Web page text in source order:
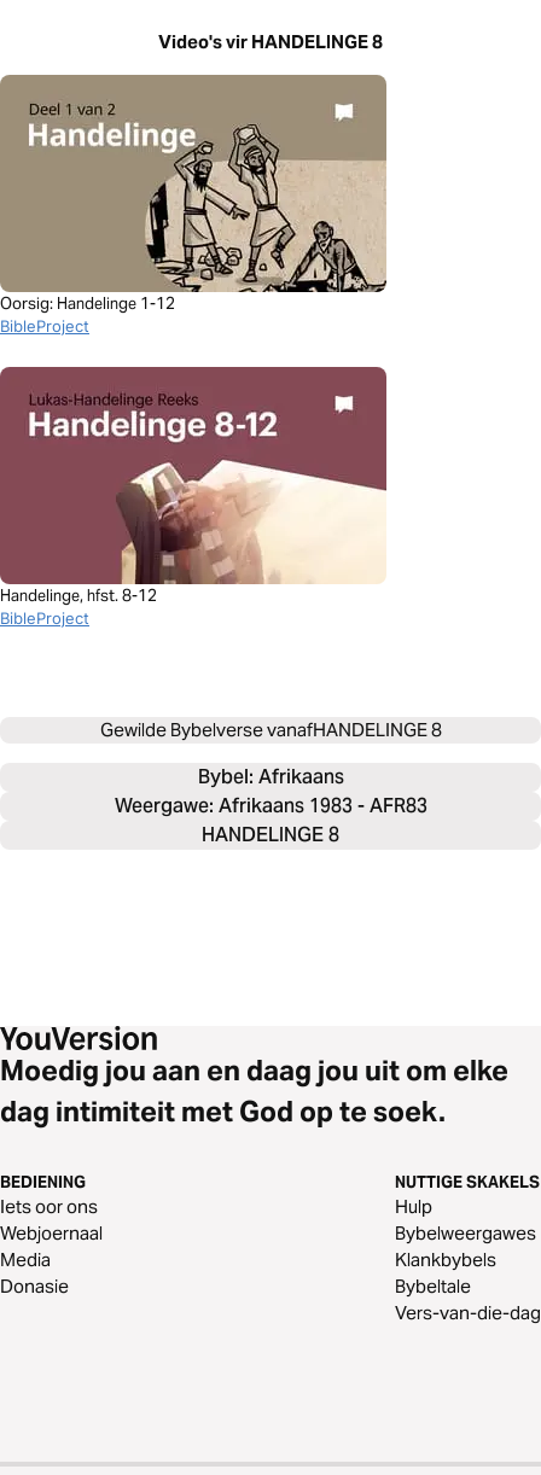
Video's vir HANDELINGE 8
Oorsig: Handelinge 1-12
BibleProject
Handelinge, hfst. 8-12
BibleProject
Gewilde Bybelverse vanafHANDELINGE 8
Bybel: Afrikaans
Weergawe: Afrikaans 1983 - AFR83
HANDELINGE 8
Moedig jou aan en daag jou uit om elke
dag intimiteit met God op te soek.
BEDIENING
Iets oor ons
Webjoernaal
Media
Donasie
NUTTIGE SKAKELS
Hulp
Bybelweergawes
Klankbybels
Bybeltale
Vers-van-die-dag